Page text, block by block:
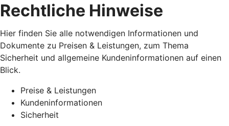
Rechtliche Hinweise
Hier finden Sie alle notwendigen Informationen und
Dokumente zu Preisen & Leistungen, zum Thema
Sicherheit und allgemeine Kundeninformationen auf einen
Blick.
Preise & Leistungen
Kundeninformationen
Sicherheit